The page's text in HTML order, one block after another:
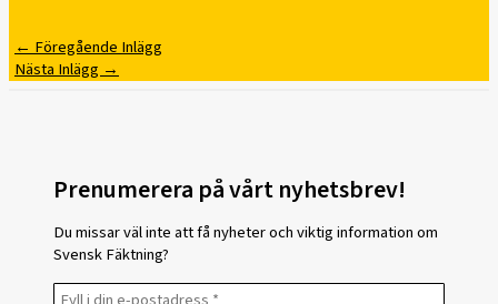
← Föregående Inlägg
Nästa Inlägg →
Prenumerera på vårt nyhetsbrev!
Du missar väl inte att få nyheter och viktig information om
Svensk Fäktning?